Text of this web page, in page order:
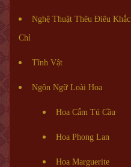
Nghệ Thuật Thêu Điêu Khắc
Chỉ
Tĩnh Vật
Ngôn Ngữ Loài Hoa
Hoa Cẩm Tú Cầu
Hoa Phong Lan
Hoa Marguerite